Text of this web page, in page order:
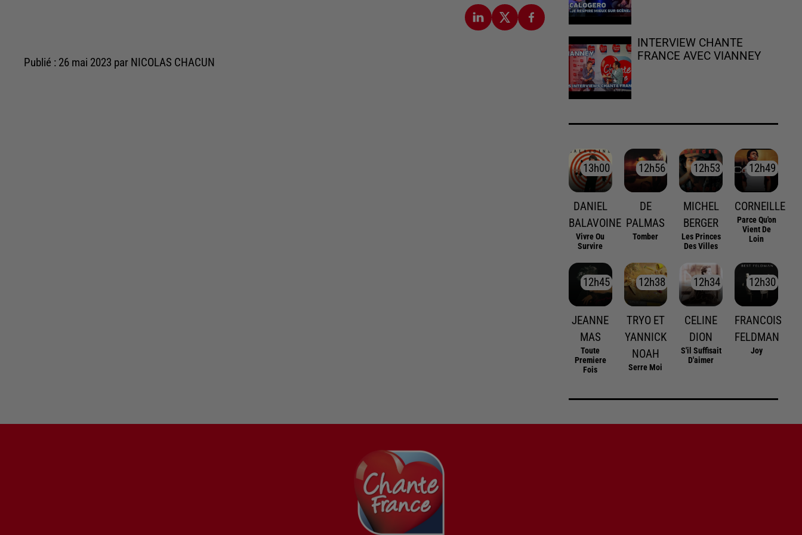
Publié : 26 mai 2023 par NICOLAS CHACUN
INTERVIEW CHANTE
FRANCE AVEC VIANNEY
13h00
13h00
DANIEL
BALAVOINE
Vivre Ou
Survire
12h56
12h56
DE
PALMAS
Tomber
12h53
12h53
MICHEL
BERGER
Les Princes
Des Villes
12h49
12h49
CORNEILLE
Parce Qu'on
Vient De
Loin
12h45
12h45
JEANNE
MAS
Toute
Premiere
Fois
12h38
12h38
TRYO ET
YANNICK
NOAH
Serre Moi
12h34
12h34
CELINE
DION
S'il Suffisait
D'aimer
12h30
12h30
FRANCOIS
FELDMAN
Joy